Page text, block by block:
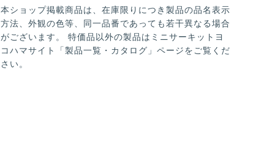
本ショップ掲載商品は、在庫限りにつき製品の品名表示
方法、外観の色等、同一品番であっても若干異なる場合
がございます。 特価品以外の製品はミニサーキットヨ
コハマサイト「製品一覧・カタログ」ページをご覧くだ
さい。